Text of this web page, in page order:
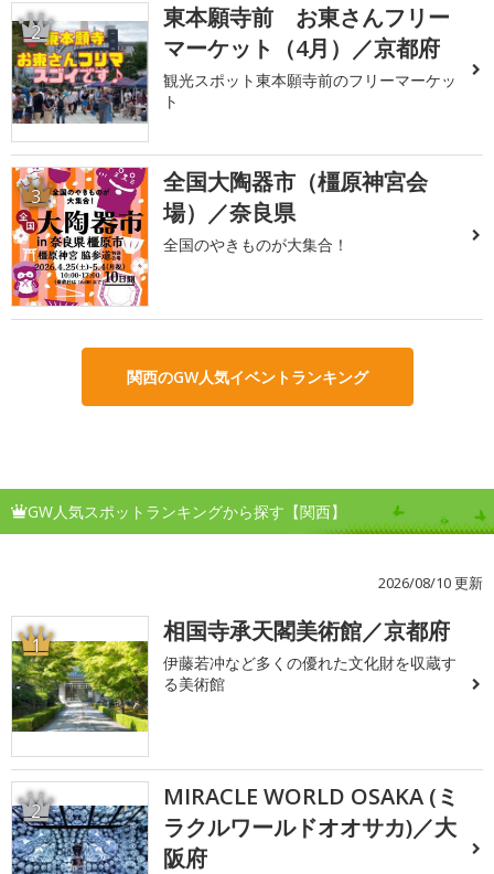
2
東本願寺前 お東さんフリー
マーケット（4月）／京都府
観光スポット東本願寺前のフリーマーケッ
ト
3
全国大陶器市（橿原神宮会
場）／奈良県
全国のやきものが大集合！
関西のGW人気イベントランキング
GW人気スポットランキングから探す【関西】
2026/08/10 更新
1 相国寺承天閣美術館／京都府
伊藤若冲など多くの優れた文化財を収蔵す
る美術館
2
MIRACLE WORLD OSAKA (ミ
ラクルワールドオオサカ)／大
阪府